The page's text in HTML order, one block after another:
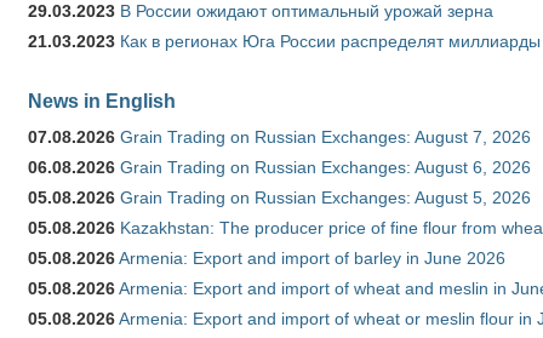
29.03.2023 В России ожидают оптимальный урожай зерна
21.03.2023 Как в регионах Юга России распределят
News in English
07.08.2026 Grain Trading on Russian Exchanges: August 7, 2026
06.08.2026 Grain Trading on Russian Exchanges: August 6, 2026
05.08.2026 Grain Trading on Russian Exchanges: August 5, 2026
05.08.2026 Kazakhstan: The producer price of fine flour from
05.08.2026Armenia: Export and import of barley in June 2026
05.08.2026Armenia: Export and import of wheat and meslin in
05.08.2026Armenia: Export and import of wheat or meslin flour in